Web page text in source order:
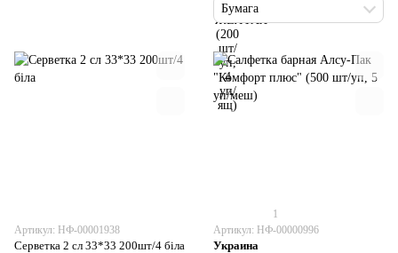
Бумага
Артикул: НФ-00001938
Серветка 2 сл 33*33 200шт/4 біла
1
Артикул: НФ-00000996
Украина